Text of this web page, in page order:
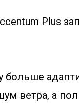
Plus
ветра, а